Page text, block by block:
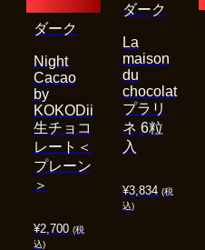
¥2,700 (税
込)
Night
Cacao
by
KOKODii
生チョコ
レート＜
プレーン
＞
ダーク
¥3,834 (税
込)
La
maison
du
chocolat
プラリ
ネ 6粒
入
ダーク